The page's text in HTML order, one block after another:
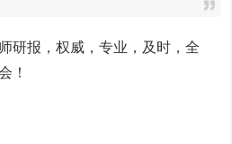
报，权威，专业，及时，全
！